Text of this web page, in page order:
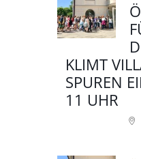
KLIMT
SPUREN
11 UHR